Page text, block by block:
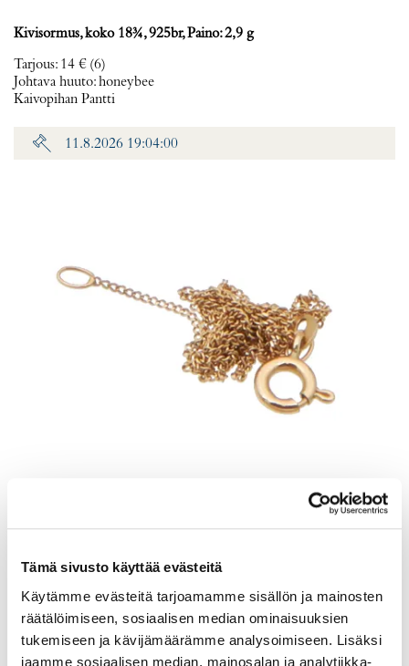
Tämä sivusto käyttää evästeitä
Käytämme evästeitä tarjoamamme sisällön ja mainosten
räätälöimiseen, sosiaalisen median ominaisuuksien
tukemiseen ja kävijämäärämme analysoimiseen. Lisäksi
jaamme sosiaalisen median, mainosalan ja analytiikka-
Kivisormus, koko 18¾, 925br, Paino: 2,9 g
Tarjous: 14 € (6)
Johtava huuto:honeybee
Kaivopihan Pantti
11.8.2026 19:04:00
Lähtöhinta
Johtava huuto:
Kaivopihan Pantti